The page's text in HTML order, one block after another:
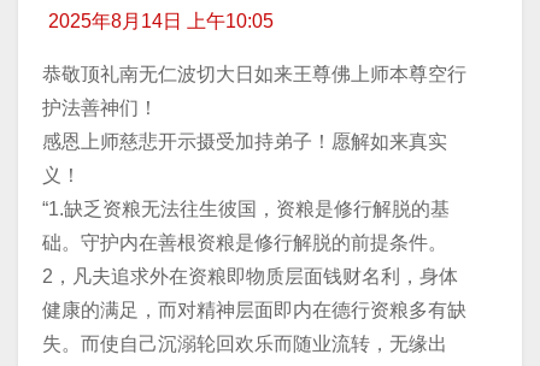
2025年8月14日 上午10:05
恭敬顶礼南无仁波切大日如来王尊佛上师本尊空行
护法善神们！
​感恩上师慈悲开示摄受加持弟子！愿解如来真实
义！
​“1.缺乏资粮无法往生彼国，资粮是修行解脱的基
础。守护内在善根资粮是修行解脱的前提条件。
2，凡夫追求外在资粮即物质层面钱财名利，身体
健康的满足，而对精神层面即内在德行资粮多有缺
失。而使自己沉溺轮回欢乐而随业流转，无缘出